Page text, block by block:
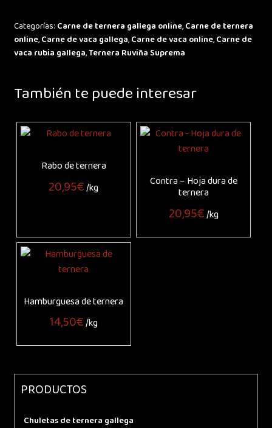
Categorías: Carne de ternera gallega online,Carne de ternera
online,Carne de vaca gallega,Carne de vaca online,Carne de
vaca rubia gallega,Ternera Ruviña Suprema
También te puede interesar
Rabo de ternera
20,95€/kg Contra – Hoja dura de
ternera
20,95€/kg
Hamburguesa de ternera
14,50€/kg
PRODUCTOS
Chuletas de ternera gallega